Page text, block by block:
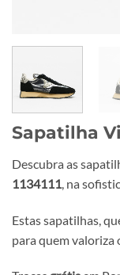
Sapatilha
Descubra as
1134111, na
Estas sapatilhas,
para quem valoriza